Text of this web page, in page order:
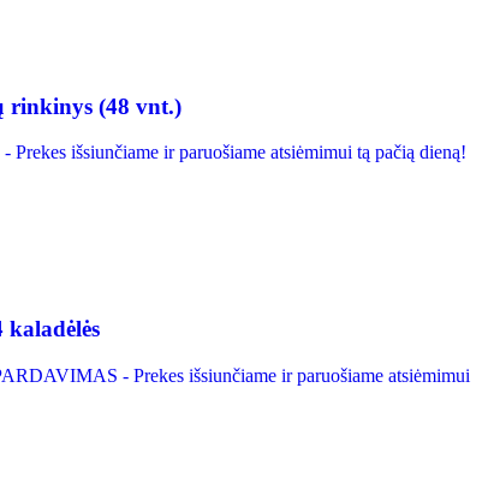
rinkinys (48 vnt.)
išsiunčiame ir paruošiame atsiėmimui tą pačią dieną!
kaladėlės
- Prekes išsiunčiame ir paruošiame atsiėmimui